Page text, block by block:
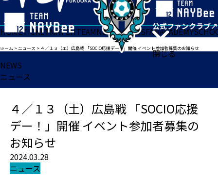
閉じる
HOMETICKETMATCHTEAMNEWSGOODSFANACADEMY
ホーム >ニュース > ４／１３（土）広島戦 「SOCIO応援デー！」開催 イベント参加者募集のお知らせ
NEWS
ニュース
４／１３（土）広島戦 「SOCIO応援
デー！」開催 イベント参加者募集の
お知らせ
2024.03.28
ニュース